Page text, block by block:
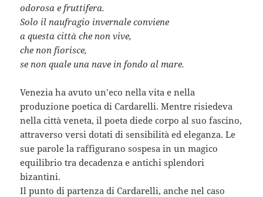
odorosa e fruttifera.
Solo il naufragio invernale conviene
a questa città che non vive,
che non fiorisce,
se non quale una nave in fondo al mare.
Venezia ha avuto un’eco nella vita e nella
produzione poetica di Cardarelli. Mentre risiedeva
nella città veneta, il poeta diede corpo al suo fascino,
attraverso versi dotati di sensibilità ed eleganza. Le
sue parole la raffigurano sospesa in un magico
equilibrio tra decadenza e antichi splendori
bizantini.
Il punto di partenza di Cardarelli, anche nel caso